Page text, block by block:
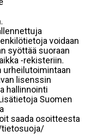
voidaan
syöttää suoraan
-rekisteriin.
urheilutoimintaan
lisenssin
hallinnointi
Suomen
saada osoitteesta